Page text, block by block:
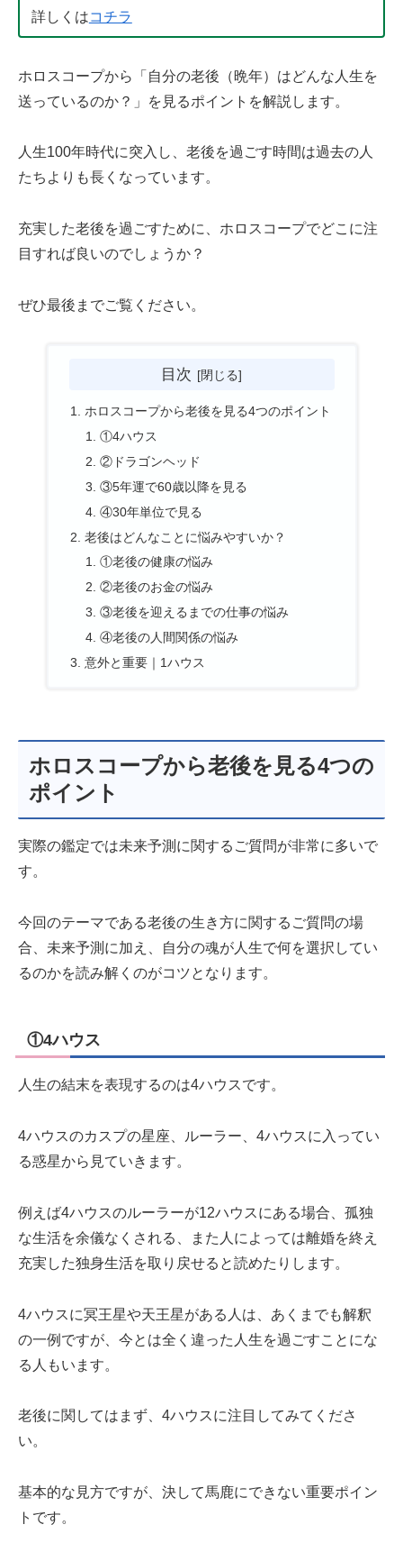
詳しくはコチラ
ホロスコープから「自分の老後（晩年）はどんな人生を
送っているのか？」を見るポイントを解説します。
人生100年時代に突入し、老後を過ごす時間は過去の人
たちよりも長くなっています。
充実した老後を過ごすために、ホロスコープでどこに注
目すれば良いのでしょうか？
ぜひ最後までご覧ください。
目次
ホロスコープから老後を見る4つのポイント
①4ハウス
②ドラゴンヘッド
③5年運で60歳以降を見る
④30年単位で見る
老後はどんなことに悩みやすいか？
①老後の健康の悩み
②老後のお金の悩み
③老後を迎えるまでの仕事の悩み
④老後の人間関係の悩み
意外と重要｜1ハウス
ホロスコープから老後を見る4つの
ポイント
実際の鑑定では未来予測に関するご質問が非常に多いで
す。
今回のテーマである老後の生き方に関するご質問の場
合、未来予測に加え、自分の魂が人生で何を選択してい
るのかを読み解くのがコツとなります。
①4ハウス
人生の結末を表現するのは4ハウスです。
4ハウスのカスプの星座、ルーラー、4ハウスに入ってい
る惑星から見ていきます。
例えば4ハウスのルーラーが12ハウスにある場合、孤独
な生活を余儀なくされる、また人によっては離婚を終え
充実した独身生活を取り戻せると読めたりします。
4ハウスに冥王星や天王星がある人は、あくまでも解釈
の一例ですが、今とは全く違った人生を過ごすことにな
る人もいます。
老後に関してはまず、4ハウスに注目してみてくださ
い。
基本的な見方ですが、決して馬鹿にできない重要ポイン
トです。